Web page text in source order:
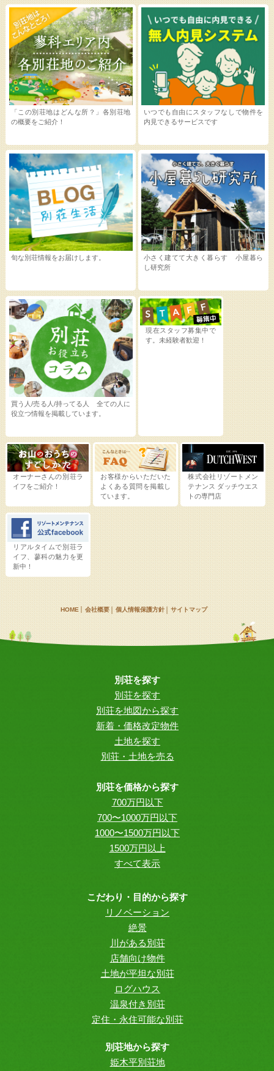
いつでも自由にスタッフなしで物件を
内見できるサービスです
旬な別荘情報をお届けします。
買う人/売る人/持ってる人 全ての人に
役立つ情報を掲載しています。
小さく建てて大きく暮らす 小屋暮ら
し研究所
「この別荘地はどんな所？」各別荘地
の概要をご紹介！
現在スタッフ募集中で
す。未経験者歓迎！
オーナーさんの別荘ラ
イフをご紹介！
お客様からいただいた
よくある質問を掲載し
ています。
株式会社リゾートメン
テナンス ダッチウエス
トの専門店
リアルタイムで別荘ラ
イフ、蓼科の魅力を更
新中！
HOME 会社概要 個人情報保護方針 サイトマップ
別荘を探す
別荘を探す
別荘を地図から探す
新着・価格改定物件
土地を探す
別荘・土地を売る
別荘を価格から探す
700万円以下
700〜1000万円以下
1000〜1500万円以下
1500万円以上
すべて表示
こだわり・目的から探す
リノベーション
絶景
川がある別荘
店舗向け物件
土地が平坦な別荘
ログハウス
温泉付き別荘
定住・永住可能な別荘
別荘地から探す
姫木平別荘地